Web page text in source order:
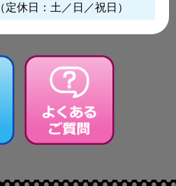
（定休日：土／日／祝日）